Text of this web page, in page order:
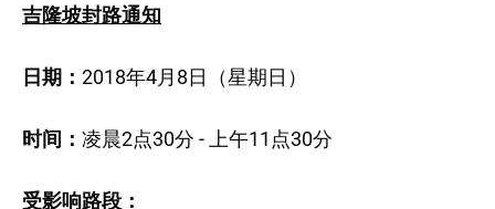
吉隆坡封路通知
日期： 2018年4月8日（星期日）
时间： 凌晨2点30分 - 上午11点30分
受影响路段：